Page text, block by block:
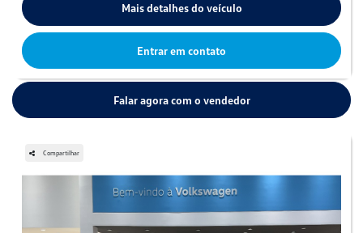
Mais detalhes do veículo
Entrar em contato
Falar agora com o vendedor
Compartilhar